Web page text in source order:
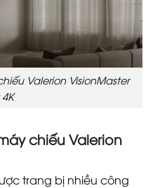
Valerion VisionMaster
chiếu Valerion
trang bị nhiều công